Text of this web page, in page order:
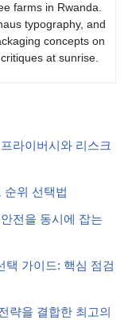
farms in Rwanda.
typography, and
concepts on
at sunrise.
라이버시와 리스크
순위 선택법
전을 동시에 잡는
택 가이드: 핵심 점검
략을 결합한 최고의